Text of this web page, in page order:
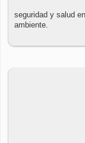
seguridad y salud
ambiente.